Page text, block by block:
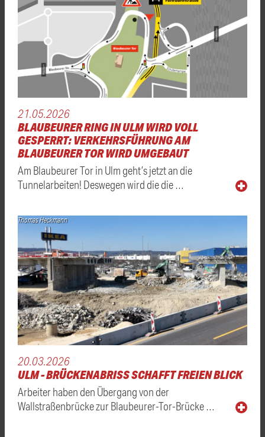
21.05.2026
BLAUBEURER RING IN ULM WIRD VOLL
GESPERRT: VERKEHRSFÜHRUNG AM
BLAUBEURER TOR WIRD UMGEBAUT
Am Blaubeurer Tor in Ulm geht’s jetzt an die
Tunnelarbeiten! Deswegen wird die die …
Thomas Heckmann
20.03.2026
ULM - BRÜCKENABRISS SCHAFFT FREIEN BLICK
Arbeiter haben den Übergang von der
Wallstraßenbrücke zur Blaubeurer-Tor-Brücke …